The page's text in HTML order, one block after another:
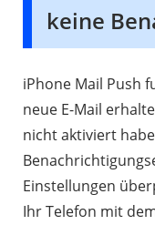
keine
iPhone Mail Push
neue E-Mail
nicht aktiviert
Einstellungen
Ihr Telefon mit